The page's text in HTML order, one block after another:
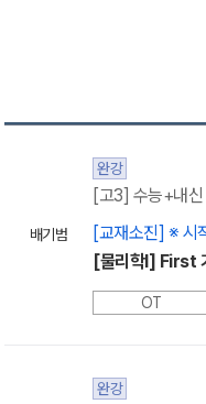
배기범
완강
[고3] 수능+내
[교재소진] ※ 시
[물리학l] First
OT
완강